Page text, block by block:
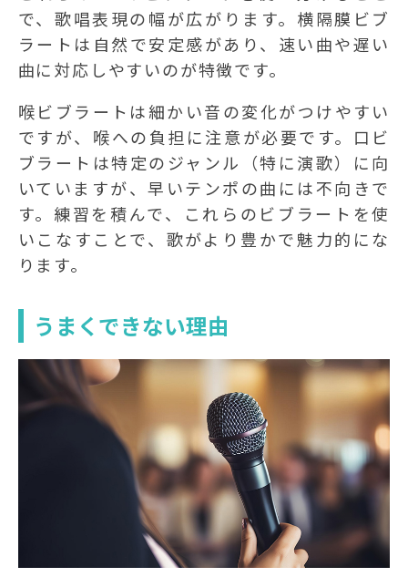
で、歌唱表現の幅が広がります。横隔膜ビブ
ラートは自然で安定感があり、速い曲や遅い
曲に対応しやすいのが特徴です。
喉ビブラートは細かい音の変化がつけやすい
ですが、喉への負担に注意が必要です。口ビ
ブラートは特定のジャンル（特に演歌）に向
いていますが、早いテンポの曲には不向きで
す。練習を積んで、これらのビブラートを使
いこなすことで、歌がより豊かで魅力的にな
ります。
うまくできない理由